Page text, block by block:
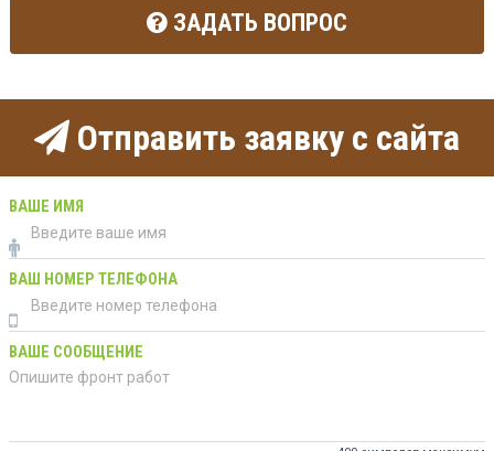
ЗАДАТЬ ВОПРОС
Отправить заявку с сайта
ВАШЕ ИМЯ
ВАШ НОМЕР ТЕЛЕФОНА
ВАШЕ СООБЩЕНИЕ